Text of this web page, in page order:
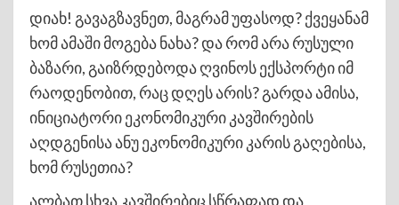
დიახ! გავაგზავნეთ, მაგრამ უფასოდ? ქვეყანამ
ხომ ამაში მოგება ნახა? და რომ არა რუსული
ბაზარი, გაიზრდებოდა ღვინოს ექსპორტი იმ
რაოდენობით, რაც დღეს არის? გარდა ამისა,
ინიციატორი ეკონომიკური კავშირების
აღდგენისა ანუ ეკონომიკური კარის გაღებისა,
ხომ რუსეთია?
ალბათ სხვა კავშირებიც სწრაფად და